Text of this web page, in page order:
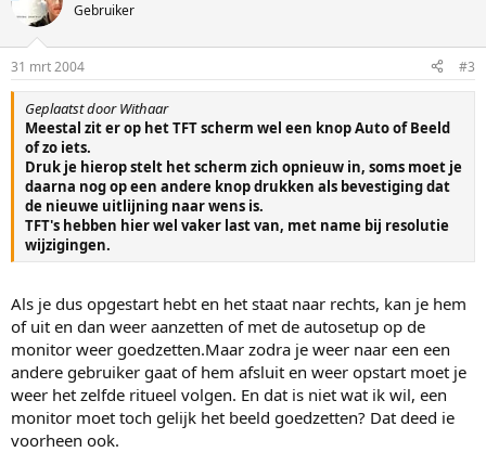
Gebruiker
31 mrt 2004 #3
Geplaatst door Withaar
Meestal zit er op het TFT scherm wel een knop Auto of Beeld
of zo iets.
Druk je hierop stelt het scherm zich opnieuw in, soms moet je
daarna nog op een andere knop drukken als bevestiging dat
de nieuwe uitlijning naar wens is.
TFT's hebben hier wel vaker last van, met name bij resolutie
wijzigingen.
Als je dus opgestart hebt en het staat naar rechts, kan je hem
of uit en dan weer aanzetten of met de autosetup op de
monitor weer goedzetten.Maar zodra je weer naar een een
andere gebruiker gaat of hem afsluit en weer opstart moet je
weer het zelfde ritueel volgen. En dat is niet wat ik wil, een
monitor moet toch gelijk het beeld goedzetten? Dat deed ie
voorheen ook.